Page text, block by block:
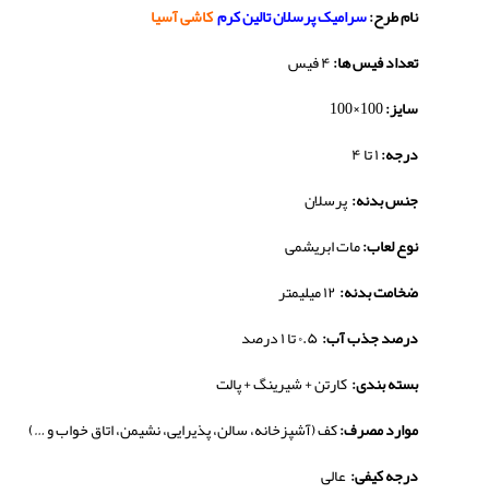
نام طرح:سرامیک پرسلان تالین کرمکاشی آسیا
تعداد فیس ها:۴ فیس
سایز:100×100
درجه:۱ تا ۴
جنس بدنه:پرسلان
نوع لعاب:مات ابریشمی
ضخامت بدنه:
درصد جذب آب:
بسته بندی:کارتن + شیرینگ + پالت
موارد مصرف:کف (آشپزخانه، سالن، پذیرایی، نشیمن، اتاق خواب و …)
درجه کیفی:عالی